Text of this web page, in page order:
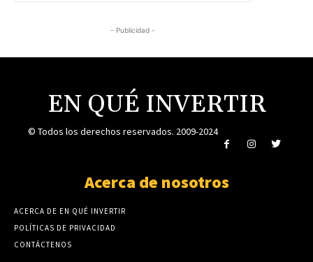
- Publicidad -
EN QUÉ INVERTIR
© Todos los derechos reservados. 2009-2024
Acerca de nosotros
ACERCA DE EN QUÉ INVERTIR
POLÍTICAS DE PRIVACIDAD
CONTÁCTENOS